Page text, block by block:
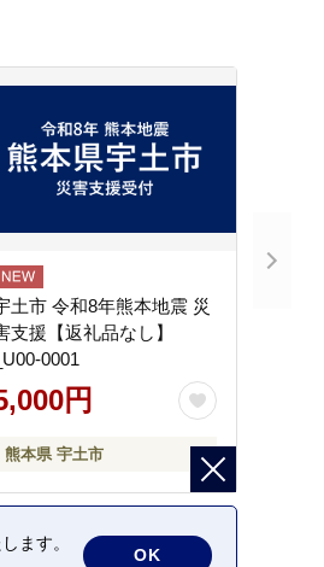
土市 令和8年熊本地震 災
支援【返礼品なし】
_U00-0001
円
熊本県 宇土市
ます。
OK